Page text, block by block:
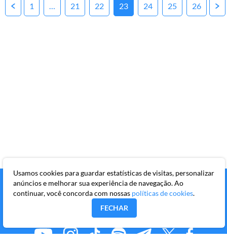
Posts
1 … 21 22 23 24 25 26
Usamos cookies para guardar estatísticas de visitas, personalizar
anúncios e melhorar sua experiência de navegação. Ao
continuar, você concorda com nossas políticas de cookies.
FECHAR